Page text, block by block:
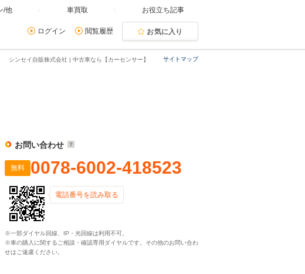
/他 車買取 お役立ち記事
ログイン 閲覧履歴 お気に入り
サイトマップ
シンセイ自販株式会社 | 中古車なら【カーセンサー】
お問い合わせ
無料 0078-6002-418523
電話番号を読み取る
※一部ダイヤル回線、IP・光回線は利用不可。
※車の購入に関するご相談・確認専用ダイヤルです。その他のお問い合わ
せはご遠慮ください。